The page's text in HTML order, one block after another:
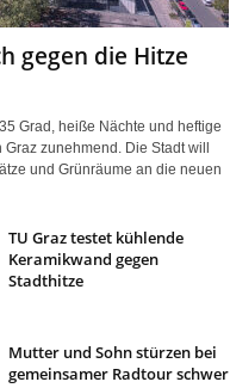
gegen die Hitze
Grad, heiße Nächte und heftige
zunehmend. Die Stadt will
und Grünräume an die neuen
TU Graz testet kühlende
Keramikwand gegen
Stadthitze
Mutter und Sohn stürzen bei
gemeinsamer Radtour schwer